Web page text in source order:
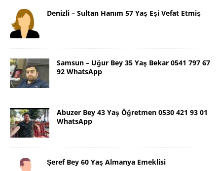
Denizli – Sultan Hanım 57 Yaş Eşi Vefat Etmiş
Samsun – Uğur Bey 35 Yaş Bekar 0541 797 67
92 WhatsApp
Abuzer Bey 43 Yaş Öğretmen 0530 421 93 01
WhatsApp
Şeref Bey 60 Yaş Almanya Emeklisi